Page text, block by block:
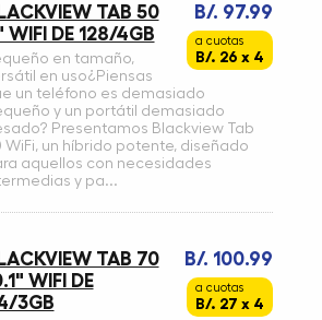
B/. 97.99
a cuotas
B/. 26 x 4
TAB 50
WIFI DE 128/4GB
en tamaño,
en uso¿Piensas
un teléfono es demasiado
y un portátil demasiado
Presentamos Blackview Tab
WiFi, un híbrido potente, diseñado
aquellos con necesidades
y pa...
B/. 100.99
a cuotas
B/. 27 x 4
TAB 70
WIFI DE
3GB